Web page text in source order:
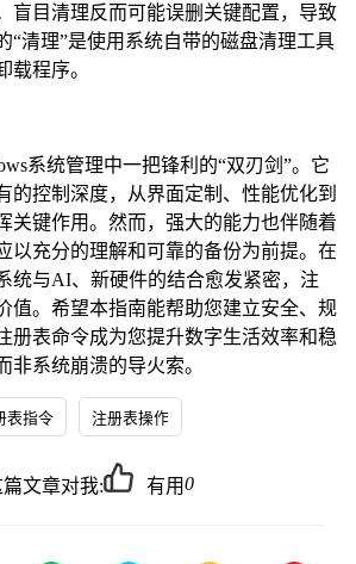
盲目清理反而可能误删关键配置，导致
“清理”是使用系统自带的磁盘清理工具
载程序。
系统管理中一把锋利的“双刃剑”。它
的控制深度，从界面定制、性能优化到
关键作用。然而，强大的能力也伴随着
以充分的理解和可靠的备份为前提。在
统与AI、新硬件的结合愈发紧密，注
值。希望本指南能帮助您建立安全、规
册表命令成为您提升数字生活效率和稳
非系统崩溃的导火索。
表指令 注册表操作
文章对我: 有用0